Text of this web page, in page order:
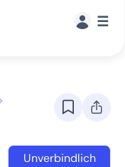
☰
Unverbindlich